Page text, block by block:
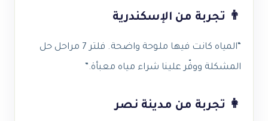
👨 تجربة من الإسكندرية
“المياه كانت فيها ملوحة واضحة. فلتر 7 مراحل حل
المشكلة ووفّر علينا شراء مياه معبأة.”
👩 تجربة من مدينة نصر